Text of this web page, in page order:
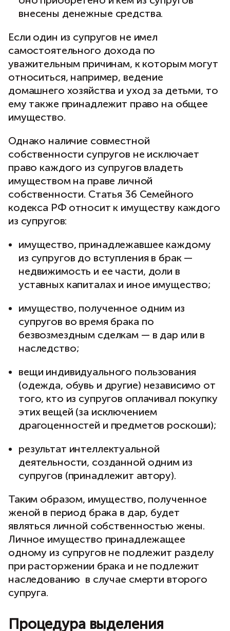
внесены денежные средства.
Если один из супругов не имел
самостоятельного дохода по
уважительным причинам, к которым могут
относиться, например, ведение
домашнего хозяйства и уход за детьми, то
ему также принадлежит право на общее
имущество.
Однако наличие совместной
собственности супругов не исключает
право каждого из супругов владеть
имуществом на праве личной
собственности. Статья 36 Семейного
кодекса РФ относит к имуществу каждого
из супругов:
имущество, принадлежавшее каждому
из супругов до вступления в брак —
недвижимость и ее части, доли в
уставных капиталах и иное имущество;
имущество, полученное одним из
супругов во время брака по
безвозмездным сделкам — в дар или в
наследство;
вещи индивидуального пользования
(одежда, обувь и другие) независимо от
того, кто из супругов оплачивал покупку
этих вещей (за исключением
драгоценностей и предметов роскоши);
результат интеллектуальной
деятельности, созданной одним из
супругов (принадлежит автору).
Таким образом, имущество, полученное
женой в период брака в дар, будет
являться личной собственностью жены.
Личное имущество принадлежащее
одному из супругов не подлежит разделу
при расторжении брака и не подлежит
наследованию в случае смерти второго
супруга.
Процедура выделения